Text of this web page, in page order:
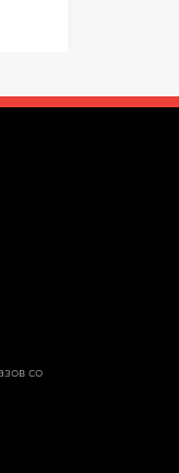
со